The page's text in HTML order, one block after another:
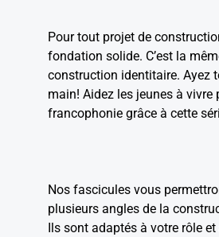
Pour tout projet de
fondation solide. C’est la
construction identitaire. Ayez
main! Aidez les jeunes à vivre
francophonie grâce à cette
Nos fascicules vous
plusieurs angles de la
Ils sont adaptés à votre rôle